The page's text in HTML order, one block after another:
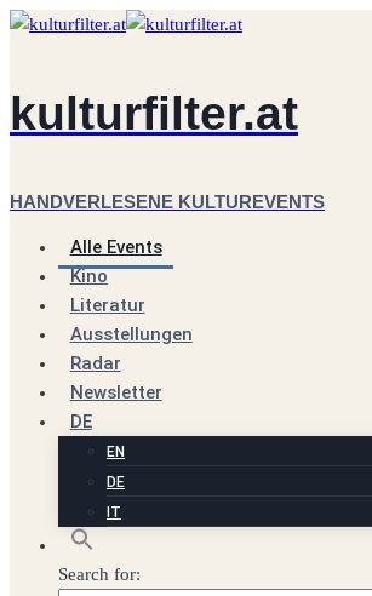
Zum
kulturfilter.at
HANDVERLESENE KULTUREVENTS
Alle Events
Kino
Literatur
Ausstellungen
Radar
Newsletter
DE
EN
DE
IT
Search for: